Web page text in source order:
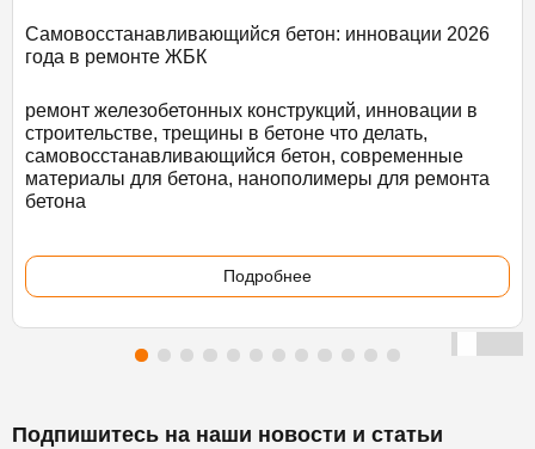
Самовосстанавливающийся бетон: инновации 2026
года в ремонте ЖБК
ремонт железобетонных конструкций, инновации в
строительстве, трещины в бетоне что делать,
самовосстанавливающийся бетон, современные
материалы для бетона, нанополимеры для ремонта
бетона
Подробнее
Подпишитесь на наши новости и статьи